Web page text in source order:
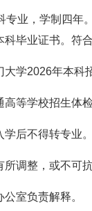
专业，学制四
毕业证书。符
学2026年本科
等学校招生体
后不得转专业。
所调整，或不可
室负责解释。